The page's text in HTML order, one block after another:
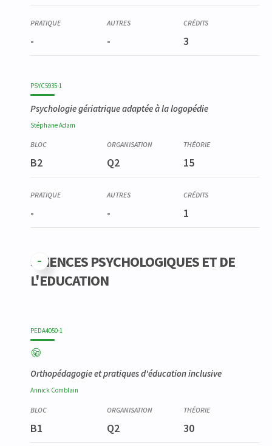
- - 3
PSYC5935-1
Psychologie gériatrique adaptée à la logopédie
StéphaneAdam
B2 Q2 15
- - 1
SCIENCES PSYCHOLOGIQUES ET DE
L'EDUCATION
PEDA4050-1
Orthopédagogie et pratiques d'éducation inclusive
Annick Comblain
B1 Q2 30